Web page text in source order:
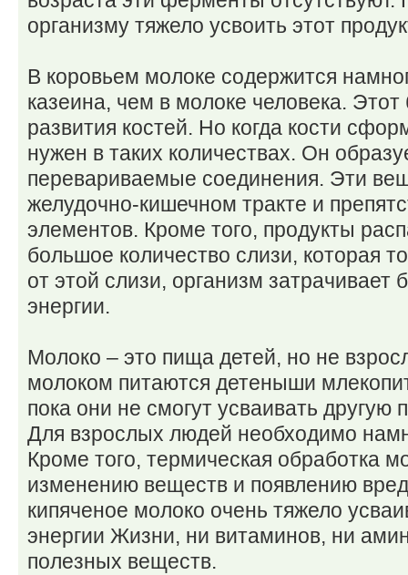
организму тяжело усвоить этот
В коровьем молоке содержится
казеина, чем в молоке человека.
развития костей. Но когда кости
нужен в таких количествах. Он
перевариваемые соединения. Эти
желудочно-кишечном тракте и
элементов. Кроме того, продукты
большое количество слизи, которая
от этой слизи, организм затрачивает
энергии.
Молоко – это пища детей, но не
молоком питаются детеныши
пока они не смогут усваивать другую
Для взрослых людей необходимо
Кроме того, термическая обработка
изменению веществ и появлению
кипяченое молоко очень тяжело
энергии Жизни, ни витаминов, ни
полезных веществ.